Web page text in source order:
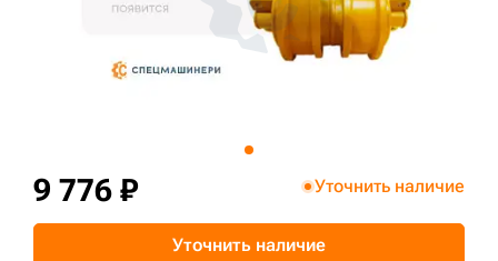
9 776 ₽ Уточнить наличие
Уточнить наличие
+7 (499) 394-50-93